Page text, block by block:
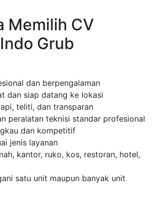
Memilih CV
Grub
dan berpengalaman
dan siap datang ke lokasi
teliti, dan transparan
peralatan teknisi standar profesional
dan kompetitif
jenis layanan
kantor, ruko, kos, restoran, hotel,
satu unit maupun banyak unit